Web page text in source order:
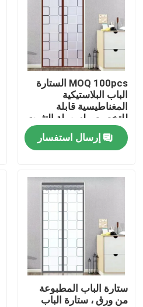
ضبط الجودة
اتصل بنا
طلب اقتباس
Russian website
الستار المغناطيسي للباب
شاشة النافذة
شبكة ظلال PE
MOQ 100pcs الستارة
الباب البلاستيكية
المغناطيسية قابلة
للتخصيص لسهولة التثبيت
والصيانة
إرسال استفسار
ستارة الباب المطبوعة
من ورق ، ستارة الباب